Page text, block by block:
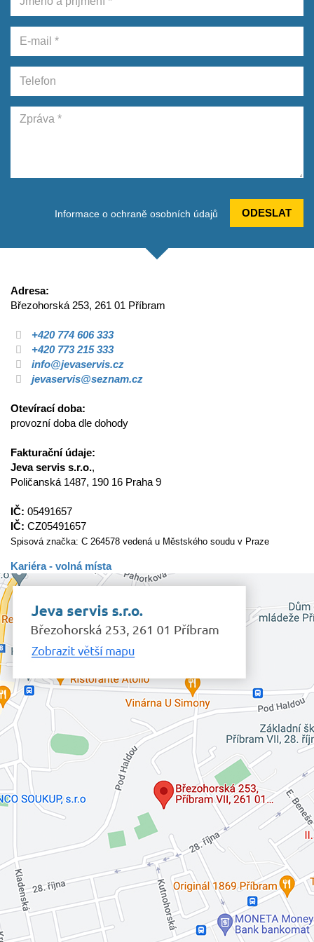
Informace o ochraně osobních údajů ODESLAT
Adresa:
Březohorská 253, 261 01 Příbram
+420 774 606 333
+420 773 215 333
info@jevaservis.cz
jevaservis@seznam.cz
Otevírací doba:
provozní doba dle dohody
Fakturační údaje:
Jeva servis s.r.o.,
Poličanská 1487, 190 16 Praha 9
IČ: 05491657
IČ: CZ05491657
Spisová značka: C 264578 vedená u Městského soudu v Praze
Kariéra - volná místa